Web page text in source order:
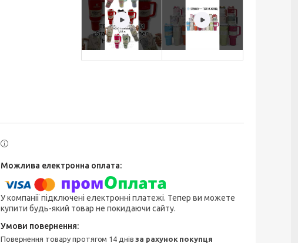
У компанії підключені електронні платежі. Тепер ви можете
купити будь-який товар не покидаючи сайту.
повернення товару протягом 14 днівза рахунок покупця